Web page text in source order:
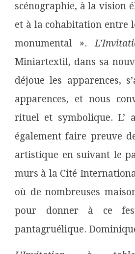
scénographie, à la vision
et à la cohabitation entre
monumental ».
Miniartextil, dans sa
déjoue les apparences,
apparences, et nous
rituel et symbolique. L’
également faire preuve
artistique en suivant le
murs à la Cité
où de nombreuses
pour donner à ce
pantagruélique.